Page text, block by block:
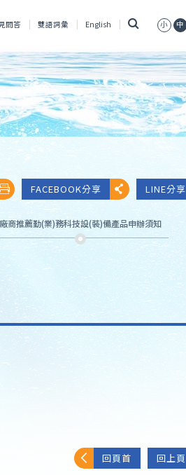
問答 雙語詞彙 English 小 中
FACEBOOK分享 LINE分享
廠商推薦勤(業)務科技設(裝)備產品申辦須知
回頁首 回上頁